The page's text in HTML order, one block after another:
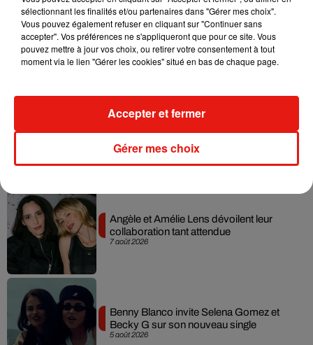
7 août 2026
Madonna sort enfin le remix de « Love
Sensation » avec Kylie Minogue
7 août 2026
7 août 2026
Angèle et Amélie Lens dévoilent leur
collaboration tant attendue
5 août 2026
Benny Blanco invite Selena Gomez et
Becky G sur son nouveau single
sélectionnant les finalités et/ou partenaires dans "Gérer mes choix".
Vous pouvez également refuser en cliquant sur "Continuer sans
accepter". Vos préférences ne s'appliqueront que pour ce site. Vous
pouvez mettre à jour vos choix, ou retirer votre consentement à tout
moment via le lien "Gérer les cookies" situé en bas de chaque page.
Gérer mes choix
Accepter et fermer